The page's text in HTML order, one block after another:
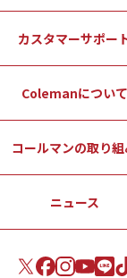
カスタマーサポー
Colemanについて
コールマンの取り
ニュース